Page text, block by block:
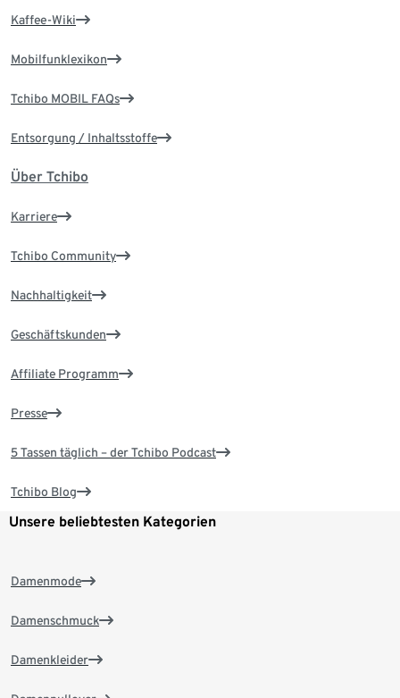
Kaffee-Wiki
Mobilfunklexikon
Tchibo MOBIL FAQs
Entsorgung / Inhaltsstoffe
Über Tchibo
Karriere
Tchibo Community
Nachhaltigkeit
Geschäftskunden
Affiliate Programm
Presse
5 Tassen täglich – der Tchibo Podcast
Tchibo Blog
Unsere beliebtesten Kategorien
Damenmode
Damenschmuck
Damenkleider